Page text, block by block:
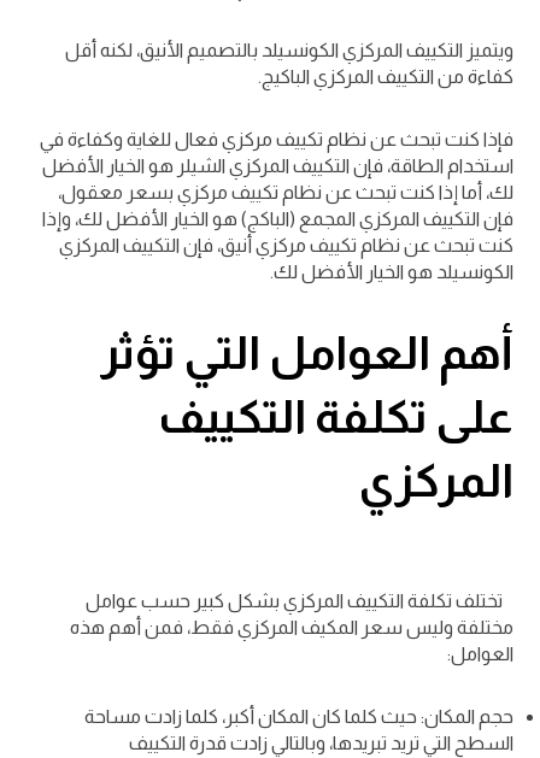
ويتميز التكييف المركزي الكونسيلد بالتصميم الأنيق، لكنه أقل
كفاءة من التكييف المركزي الباكيج.
فإذا كنت تبحث عن نظام تكييف مركزي فعال للغاية وكفاءة في
استخدام الطاقة، فإن التكييف المركزي الشيلر هو الخيار الأفضل
لك، أما إذا كنت تبحث عن نظام تكييف مركزي بسعر معقول،
فإن التكييف المركزي المجمع (الباكج) هو الخيار الأفضل لك، وإذا
كنت تبحث عن نظام تكييف مركزي أنيق، فإن التكييف المركزي
الكونسيلد هو الخيار الأفضل لك.
أهم العوامل التي تؤثر
على تكلفة التكييف
المركزي
تختلف تكلفة التكييف المركزي بشكل كبير حسب عوامل
مختلفة وليس سعر المكيف المركزي فقط، فمن أهم هذه
العوامل:
حجم المكان: حيث كلما كان المكان أكبر، كلما زادت مساحة
السطح التي تريد تبريدها، وبالتالي زادت قدرة التكييف